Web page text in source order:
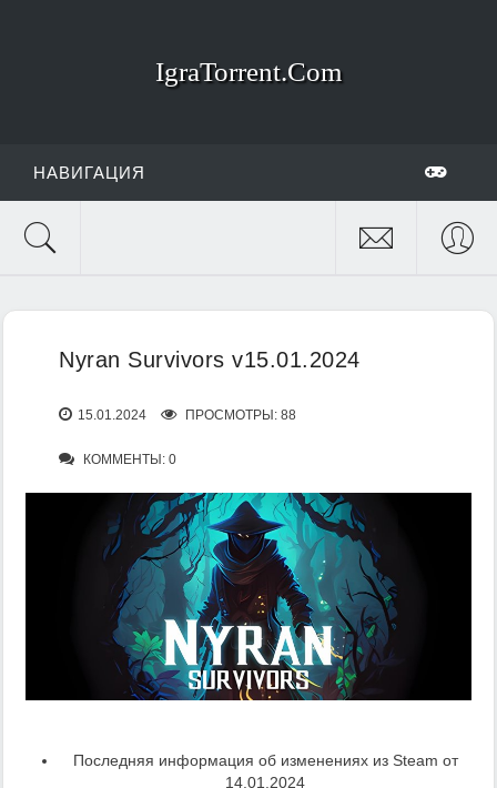
IgraTorrent.Com
НАВИГАЦИЯ
Nyran Survivors v15.01.2024
15.01.2024 ПРОСМОТРЫ: 88
КОММЕНТЫ: 0
Последняя информация об изменениях из Steam от
14.01.2024